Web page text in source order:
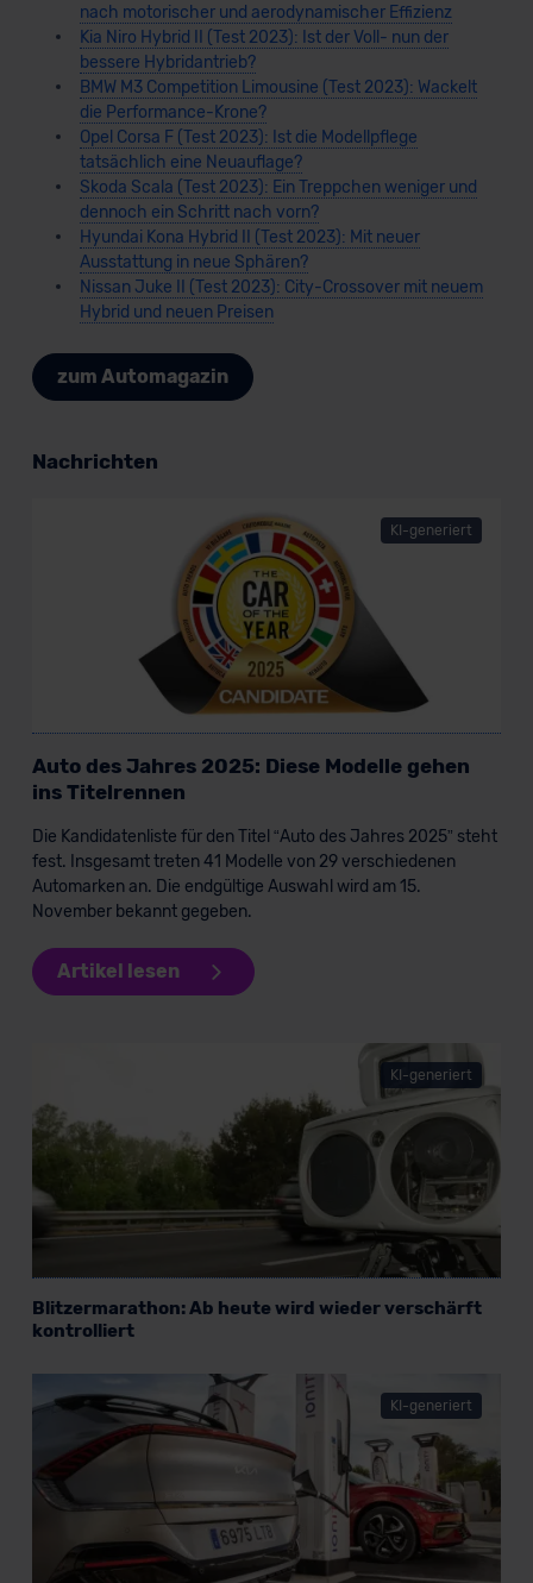
nach motorischer und aerodynamischer Effizienz
Kia Niro Hybrid II (Test 2023): Ist der Voll- nun der
bessere Hybridantrieb?
BMW M3 Competition Limousine (Test 2023): Wackelt
die Performance-Krone?
Opel Corsa F (Test 2023): Ist die Modellpflege
tatsächlich eine Neuauflage?
Skoda Scala (Test 2023): Ein Treppchen weniger und
dennoch ein Schritt nach vorn?
Hyundai Kona Hybrid II (Test 2023): Mit neuer
Ausstattung in neue Sphären?
Nissan Juke II (Test 2023): City-Crossover mit neuem
Hybrid und neuen Preisen
zum Automagazin
Nachrichten
KI-generiert
Auto des Jahres 2025: Diese Modelle gehen
ins Titelrennen
Die Kandidatenliste für den Titel “Auto des Jahres 2025” steht
fest. Insgesamt treten 41 Modelle von 29 verschiedenen
Automarken an. Die endgültige Auswahl wird am 15.
November bekannt gegeben.
Artikel lesen
KI-generiert
Blitzermarathon: Ab heute wird wieder verschärft
kontrolliert
KI-generiert